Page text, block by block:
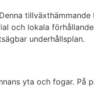
och lokala
underhållsplan.
yta och fogar.